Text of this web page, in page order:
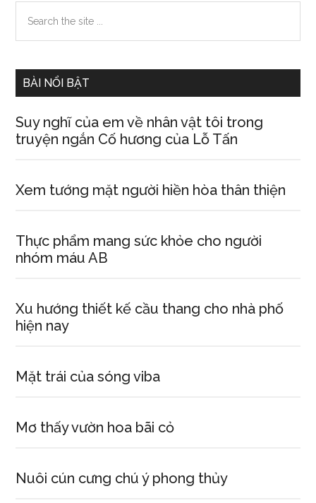
Primary
Sidebar
the
BÀI NỔI BẬT
Suy nghĩ của em về nhân vật tôi trong
truyện ngắn Cố hương của Lỗ Tấn
Xem tướng mặt người hiền hòa thân thiện
Thực phẩm mang sức khỏe cho người
nhóm máu AB
Xu hướng thiết kế cầu thang cho nhà phố
hiện nay
Mặt trái của sóng viba
Mơ thấy vườn hoa bãi cỏ
Nuôi cún cưng chú ý phong thủy